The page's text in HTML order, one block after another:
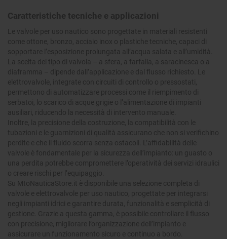
Caratteristiche tecniche e applicazioni
Le valvole per uso nautico sono progettate in materiali resistenti
come ottone, bronzo, acciaio inox o plastiche tecniche, capaci di
sopportare l’esposizione prolungata all’acqua salata e all’umidità.
La scelta del tipo di valvola – a sfera, a farfalla, a saracinesca o a
diaframma – dipende dall’applicazione e dal flusso richiesto. Le
elettrovalvole, integrate con circuiti di controllo o pressostati,
permettono di automatizzare processi come il riempimento di
serbatoi, lo scarico di acque grigie o l’alimentazione di impianti
ausiliari, riducendo la necessità di intervento manuale.
Inoltre, la precisione della costruzione, la compatibilità con le
tubazioni e le guarnizioni di qualità assicurano che non si verifichino
perdite e che il fluido scorra senza ostacoli. L’affidabilità delle
valvole è fondamentale per la sicurezza dell’impianto: un guasto o
una perdita potrebbe compromettere l’operatività dei servizi idraulici
o creare rischi per l’equipaggio.
Su MtoNauticaStore.it è disponibile una selezione completa di
valvole e elettrovalvole per uso nautico, progettate per integrarsi
negli impianti idrici e garantire durata, funzionalità e semplicità di
gestione. Grazie a questa gamma, è possibile controllare il flusso
con precisione, migliorare l’organizzazione dell’impianto e
assicurare un funzionamento sicuro e continuo a bordo.